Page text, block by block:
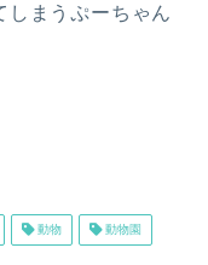
しまうぷーちゃん
動物 動物園